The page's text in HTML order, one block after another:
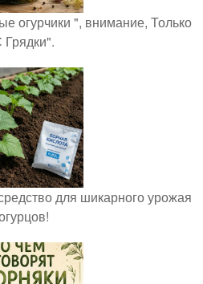
огурчики ", внимание, Только
Грядки".
для шикарного урожая